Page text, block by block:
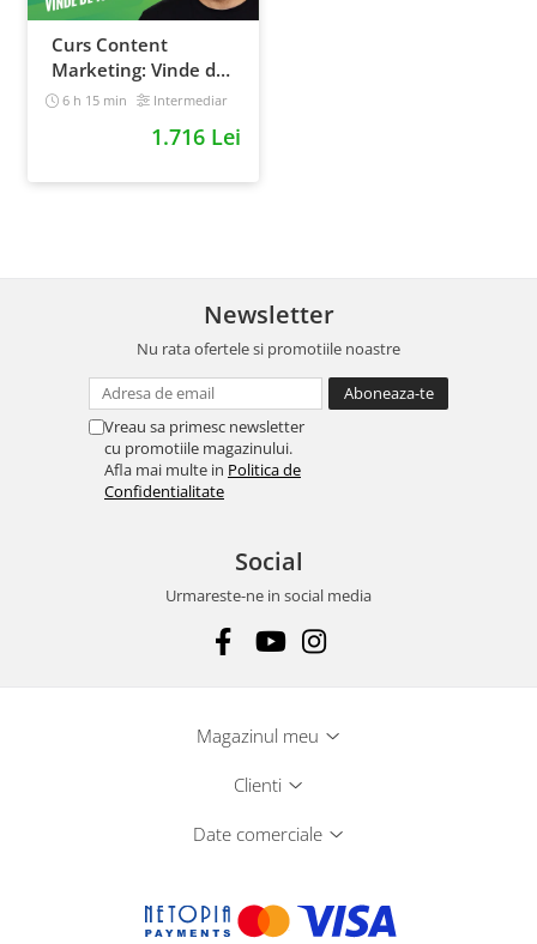
Curs Content
Marketing: Vinde de
10x mai simplu
6 h 15 min Intermediar
1.716 Lei
Newsletter
Nu rata ofertele si promotiile noastre
Vreau sa primesc newsletter
cu promotiile magazinului.
Afla mai multe in Politica de
Confidentialitate
Social
Urmareste-ne in social media
Magazinul meu
Clienti
Date comerciale